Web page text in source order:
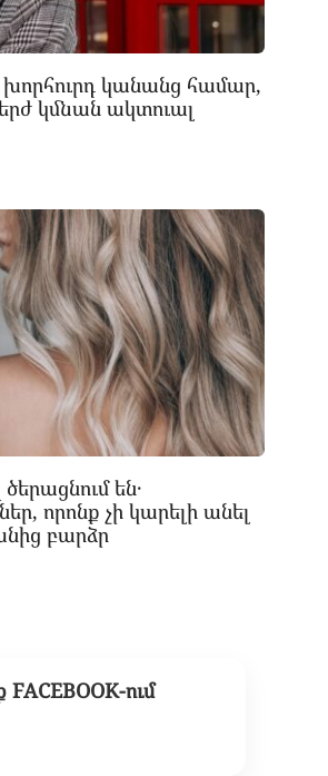
խորհուրդ կանանց համար,
կմնան ակտուալ
են․
որոնք չի կարելի անել
բարձր
FACEBOOK-ում